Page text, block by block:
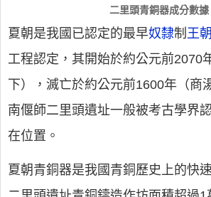
二里頭青銅器成分數據
夏朝是我國已認定的最早奴隸制 王朝
工程認定，其開始於約公元前2070
下），滅亡於約公元前1600年（商
南偃師二里頭遺址一般被考古學界
在位置。
夏朝青銅器是我國青銅歷史上的快